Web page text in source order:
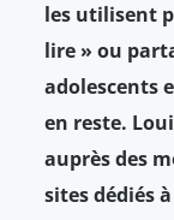
les utilisent
lire » ou
adolescents
en reste.
auprès des
sites dédiés